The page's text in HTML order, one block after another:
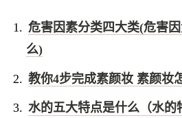
危害因素分类四大类(危害
么)
教你4步完成素颜妆 素颜妆
水的五大特点是什么（水的